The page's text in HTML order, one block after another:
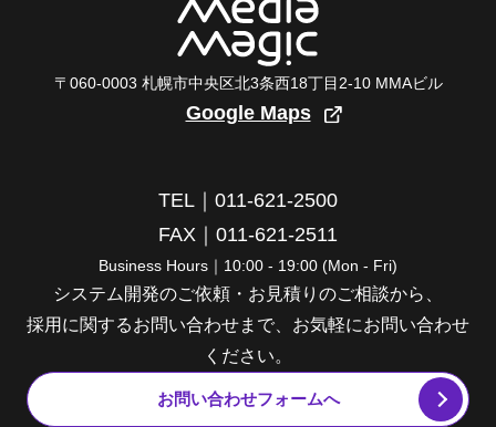
〒060-0003 札幌市中央区北3条西18丁目2-10 MMAビル
Google Maps
TEL｜011-621-2500
FAX｜011-621-2511
Business Hours｜10:00 - 19:00 (Mon - Fri)
システム開発のご依頼・お見積りのご相談から、
採用に関するお問い合わせまで、お気軽にお問い合わせ
ください。
お問い合わせフォームへ